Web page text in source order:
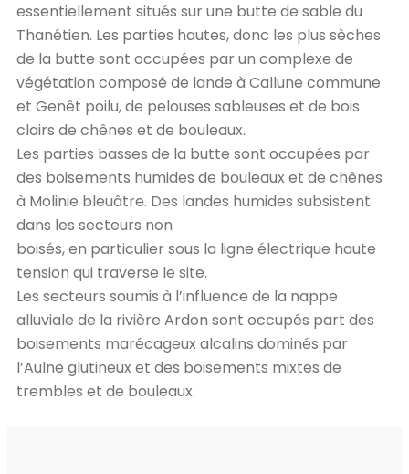
essentiellement situés sur une butte de sable du
Thanétien. Les parties hautes, donc les plus sèches
de la butte sont occupées par un complexe de
végétation composé de lande à Callune commune
et Genêt poilu, de pelouses sableuses et de bois
clairs de chênes et de bouleaux.
Les parties basses de la butte sont occupées par
des boisements humides de bouleaux et de chênes
à Molinie bleuâtre. Des landes humides subsistent
dans les secteurs non
boisés, en particulier sous la ligne électrique haute
tension qui traverse le site.
Les secteurs soumis à l’influence de la nappe
alluviale de la rivière Ardon sont occupés part des
boisements marécageux alcalins dominés par
l’Aulne glutineux et des boisements mixtes de
trembles et de bouleaux.